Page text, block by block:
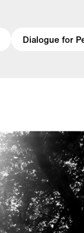
Dialogue for